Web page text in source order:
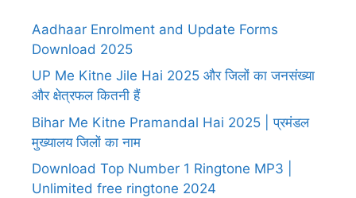
Aadhaar Enrolment and Update Forms
Download 2025
UP Me Kitne Jile Hai 2025 और जिलों का जनसंख्या
और क्षेत्रफल कितनी हैं
Bihar Me Kitne Pramandal Hai 2025 | प्रमंडल
मुख्यालय जिलों का नाम
Download Top Number 1 Ringtone MP3 |
Unlimited free ringtone 2024